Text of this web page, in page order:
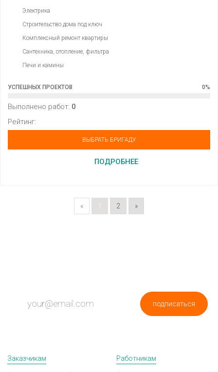
Электрика
Строительство дома под ключ
Комплексный ремонт квартиры
Сантехника, отопление, фильтра
Печи и камины
УСПЕШНЫХ ПРОЕКТОВ 0%
Выполнено работ: 0
Рейтинг:
ВЫБРАТЬ БРИГАДУ
ПОДРОБНЕЕ
« 1 2 »
подписаться
Заказчикам
Работникам